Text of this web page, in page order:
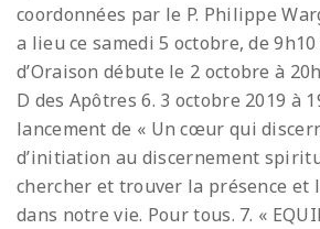
coordonnées par le P. Philippe
a lieu ce samedi 5 octobre, de 9h10
d’Oraison débute le 2 octobre à
D des Apôtres 6. 3 octobre 2019 à
lancement de « Un cœur qui
d’initiation au discernement
chercher et trouver la présence et
dans notre vie. Pour tous. 7. «